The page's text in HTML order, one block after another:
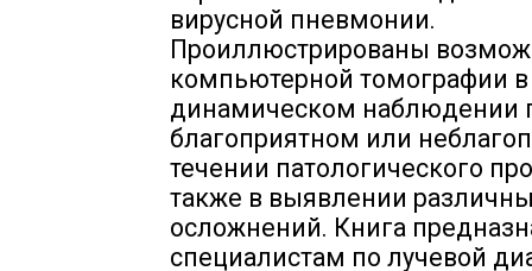
вирусной пневмонии.
Проиллюстрированы
компьютерной томографии в
динамическом наблюдении
благоприятном или
течении патологического
также в выявлении
осложнений. Книга
специалистам по лучевой